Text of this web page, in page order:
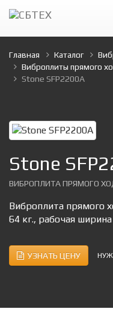
Главная Каталог
Виброплиты прямого
Stone SFP2200A
Stone
ВИБРОПЛИТА ПРЯМОГО
Виброплита прямого
64 кг., рабочая
УЗНАТЬ ЦЕНУ